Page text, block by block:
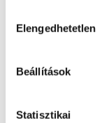
kiválasztása
Elengedhetetlen
Beállítások
Statisztikai
Az
amelyek